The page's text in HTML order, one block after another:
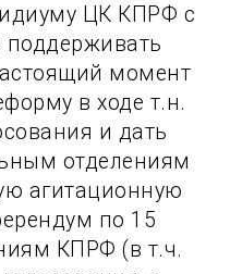
ЦК КПРФ с
момент
в ходе т.н.
и дать
отделениям
агитационную
по 15
КПРФ (в т.ч.